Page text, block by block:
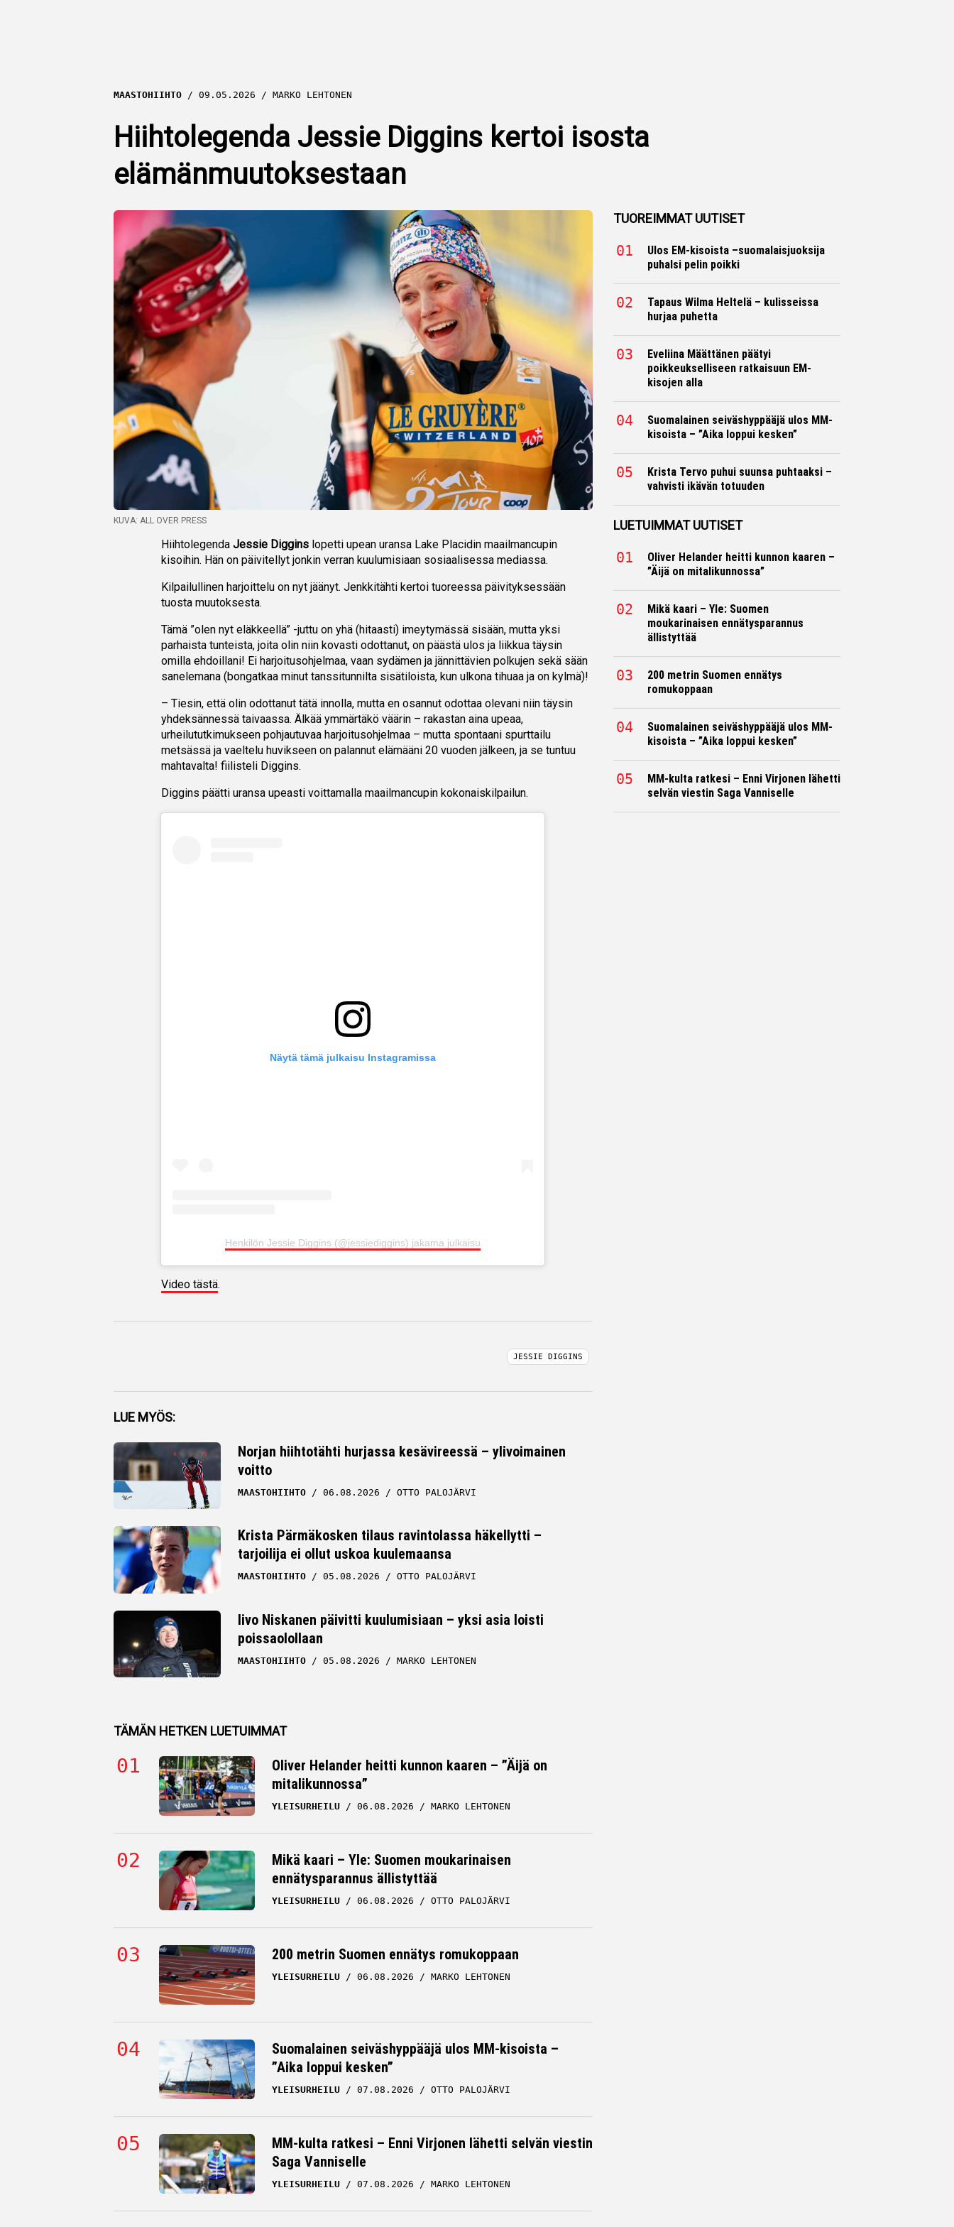
MAASTOHIIHTO 09.05.2026 MARKO LEHTONEN
Hiihtolegenda Jessie Diggins kertoi isosta
elämänmuutoksestaan
KUVA: ALL OVER PRESS
HiihtolegendaJessie Diggins lopetti upean uransa Lake Placidin maailmancupin
kisoihin. Hän on päivitellyt jonkin verran kuulumisiaan sosiaalisessa mediassa.
Kilpailullinen harjoittelu on nyt jäänyt. Jenkkitähti kertoi tuoreessa päivityksessään
tuosta muutoksesta.
Tämä ”olen nyt eläkkeellä” -juttu on yhä (hitaasti) imeytymässä sisään, mutta yksi
parhaista tunteista, joita olin niin kovasti odottanut, on päästä ulos ja liikkua täysin
omilla ehdoillani! Ei harjoitusohjelmaa, vaan sydämen ja jännittävien polkujen sekä sään
sanelemana (bongatkaa minut tanssitunnilta sisätiloista, kun ulkona tihuaa ja on kylmä)!
– Tiesin, että olin odottanut tätä innolla, mutta en osannut odottaa olevani niin täysin
yhdeksännessä taivaassa. Älkää ymmärtäkö väärin – rakastan aina upeaa,
urheilututkimukseen pohjautuvaa harjoitusohjelmaa – mutta spontaani spurttailu
metsässä ja vaeltelu huvikseen on palannut elämääni 20 vuoden jälkeen, ja se tuntuu
mahtavalta! fiilisteli Diggins.
Diggins päätti uransa upeasti voittamalla maailmancupin kokonaiskilpailun.
Näytä tämä julkaisu Instagramissa
Henkilön Jessie Diggins (@jessiediggins) jakama julkaisu
Video tästä.
Facebook
Twitter
Whatsapp
JESSIE DIGGINS
LUE MYÖS:
Norjan hiihtotähti hurjassa kesävireessä – ylivoimainen
voitto
MAASTOHIIHTO 06.08.2026 OTTO PALOJÄRVI
Krista Pärmäkosken tilaus ravintolassa häkellytti –
tarjoilija ei ollut uskoa kuulemaansa
MAASTOHIIHTO 05.08.2026 OTTO PALOJÄRVI
Iivo Niskanen päivitti kuulumisiaan – yksi asia loisti
poissaolollaan
MAASTOHIIHTO 05.08.2026 MARKO LEHTONEN
TÄMÄN HETKEN LUETUIMMAT
Oliver Helander heitti kunnon kaaren – ”Äijä on
mitalikunnossa”
YLEISURHEILU 06.08.2026 MARKO LEHTONEN
Mikä kaari – Yle: Suomen moukarinaisen
ennätysparannus ällistyttää
YLEISURHEILU 06.08.2026 OTTO PALOJÄRVI
200 metrin Suomen ennätys romukoppaan
YLEISURHEILU 06.08.2026 MARKO LEHTONEN
Suomalainen seiväshyppääjä ulos MM-kisoista –
”Aika loppui kesken”
YLEISURHEILU 07.08.2026 OTTO PALOJÄRVI
MM-kulta ratkesi – Enni Virjonen lähetti selvän viestin
Saga Vanniselle
YLEISURHEILU 07.08.2026 MARKO LEHTONEN
TUOREIMMAT UUTISET
Ulos EM-kisoista –suomalaisjuoksija
puhalsi pelin poikki
Tapaus Wilma Heltelä – kulisseissa
hurjaa puhetta
Eveliina Määttänen päätyi
poikkeukselliseen ratkaisuun EM-
kisojen alla
Suomalainen seiväshyppääjä ulos MM-
kisoista – ”Aika loppui kesken”
Krista Tervo puhui suunsa puhtaaksi –
vahvisti ikävän totuuden
LUETUIMMAT UUTISET
Oliver Helander heitti kunnon kaaren –
”Äijä on mitalikunnossa”
Mikä kaari – Yle: Suomen
moukarinaisen ennätysparannus
ällistyttää
200 metrin Suomen ennätys
romukoppaan
Suomalainen seiväshyppääjä ulos MM-
kisoista – ”Aika loppui kesken”
MM-kulta ratkesi – Enni Virjonen lähetti
selvän viestin Saga Vanniselle